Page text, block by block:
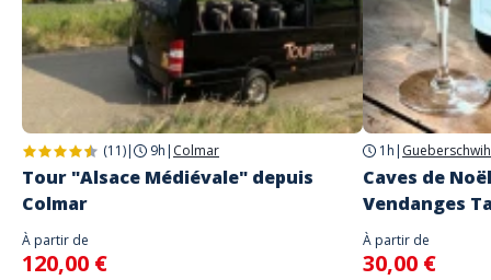
(11)| 9h | Colmar
Tour "Alsace Médiévale" depuis
Colmar
À partir de
120,00 €
1h |
Caves de
Vendanges
À partir de
30,00 €